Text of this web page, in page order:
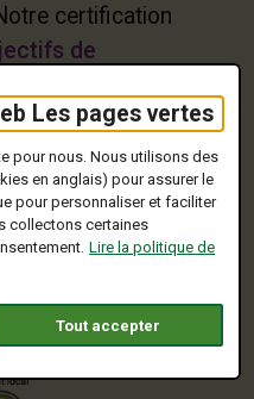
Les pages vertes
pour nous. Nous utilisons des
en anglais) pour assurer le
pour personnaliser et faciliter
collectons certaines
Lire la politique de
Tout accepter
certification
de
principes
le système
couvrant ainsi
durable :